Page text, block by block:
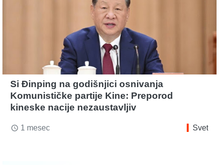
Si Đinping na godišnjici osnivanja
Komunističke partije Kine: Preporod
kineske nacije nezaustavljiv
access_time 1 mesec Svet